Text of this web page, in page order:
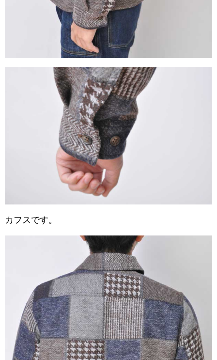
カフスです。